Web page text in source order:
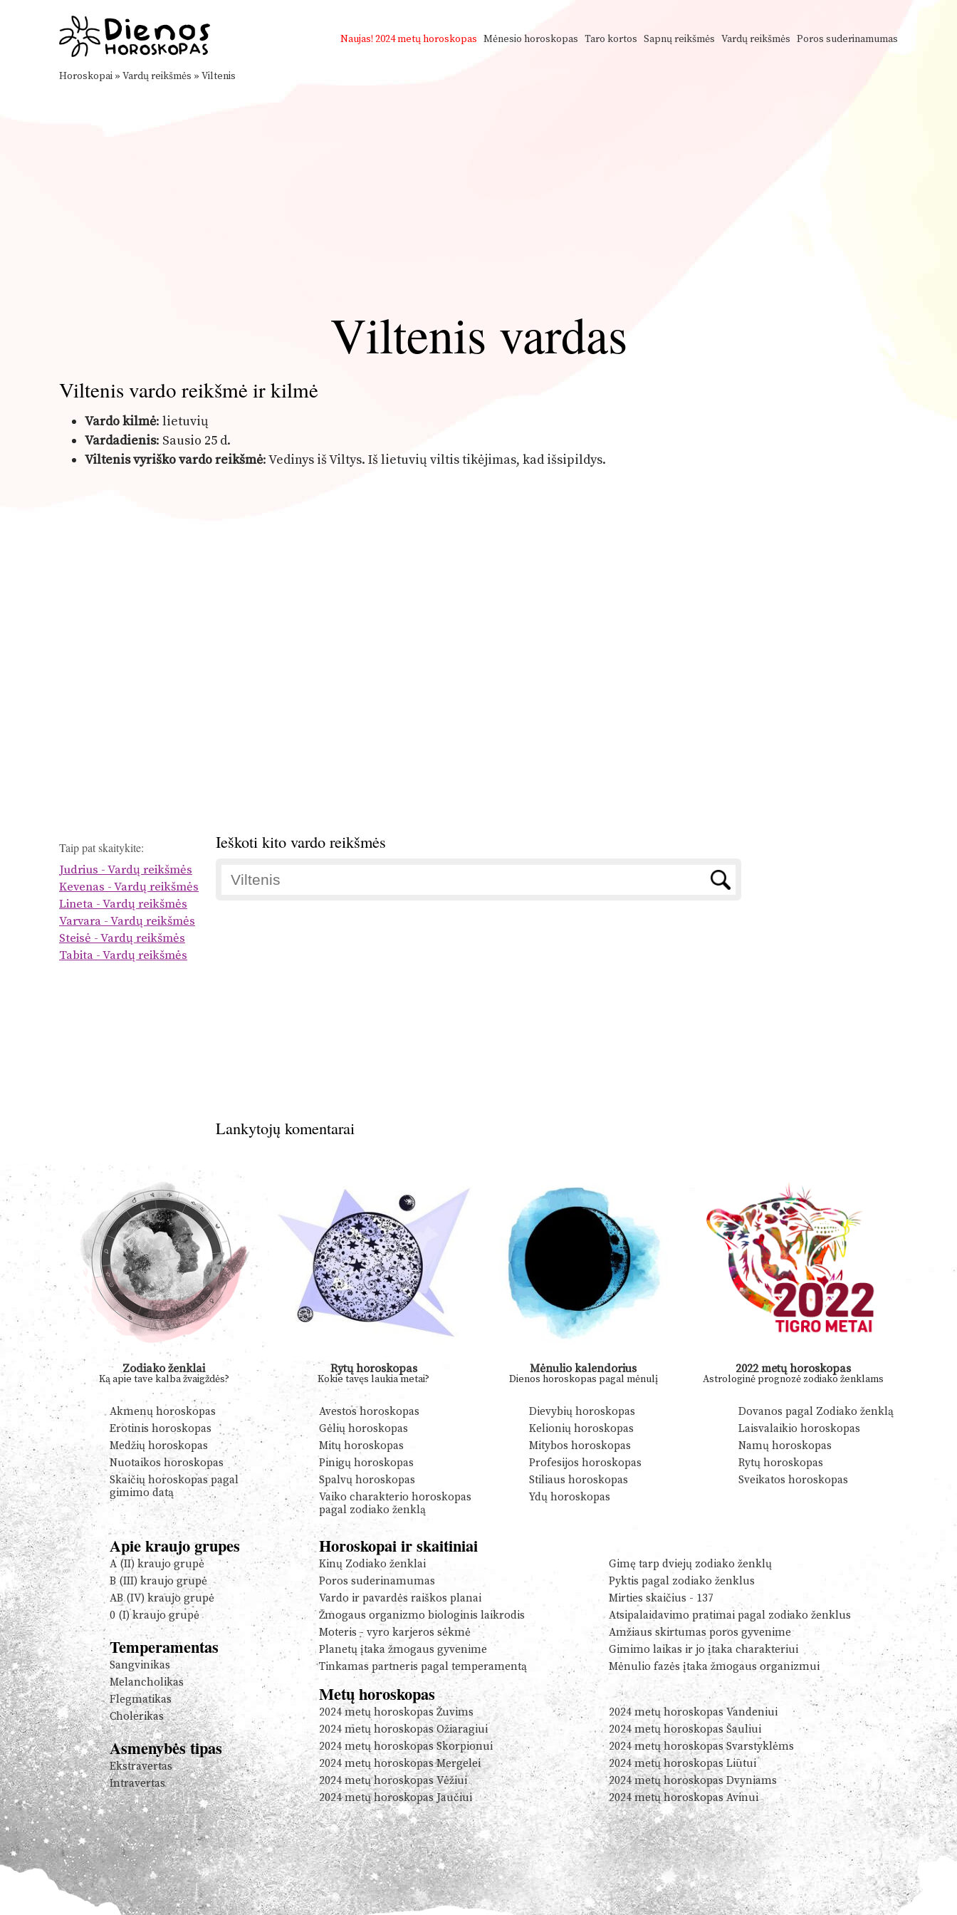
Naujas! 2024 metų horoskopas Mėnesio horoskopas Taro kortos Sapnų reikšmės Vardų reikšmės Poros suderinamumas
Horoskopai » Vardų reikšmės » Viltenis
Viltenis vardas
Viltenis vardo reikšmė ir kilmė
Vardo kilmė: lietuvių
Vardadienis: Sausio 25 d.
Viltenis vyriško vardo reikšmė: Vedinys iš Viltys. Iš lietuvių viltis tikėjimas, kad išsipildys.
Taip pat skaitykite:
Judrius - Vardų reikšmės
Kevenas - Vardų reikšmės
Lineta - Vardų reikšmės
Varvara - Vardų reikšmės
Steisė - Vardų reikšmės
Tabita - Vardų reikšmės
Ieškoti kito vardo reikšmės
Lankytojų komentarai
Zodiako ženklai
Ką apie tave kalba žvaigždės?
Rytų horoskopas
Kokie tavęs laukia metai?
Mėnulio kalendorius
Dienos horoskopas pagal mėnulį
2022 metų horoskopas
Astrologinė prognozė zodiako ženklams
Akmenų horoskopas Avestos horoskopas Dievybių horoskopas
Dovanos pagal Zodiako ženklą
Erotinis horoskopas
Gėlių horoskopas Kelionių horoskopas
Laisvalaikio horoskopas
Medžių horoskopas
Mitų horoskopas Mitybos horoskopas
Namų horoskopas
Nuotaikos horoskopas
Pinigų horoskopas Profesijos horoskopas
Rytų horoskopas
Skaičių horoskopas pagal
gimimo datą
Spalvų horoskopas Stiliaus horoskopas
Sveikatos horoskopas
Vaiko charakterio horoskopas
pagal zodiako ženklą
Ydų horoskopas
Apie kraujo grupes
A (II) kraujo grupė
B (III) kraujo grupė
AB (IV) kraujo grupė
0 (I) kraujo grupė
Temperamentas
Sangvinikas
Melancholikas
Flegmatikas
Cholerikas
Asmenybės tipas
Ekstravertas
Intravertas
Horoskopai ir skaitiniai
Kinų Zodiako ženklai
Gimę tarp dviejų zodiako ženklų
Poros suderinamumas
Pyktis pagal zodiako ženklus
Vardo ir pavardės raiškos planai
Mirties skaičius - 137
Žmogaus organizmo biologinis laikrodis
Atsipalaidavimo pratimai pagal zodiako ženklus
Moteris - vyro karjeros sėkmė
Amžiaus skirtumas poros gyvenime
Planetų įtaka žmogaus gyvenime
Gimimo laikas ir jo įtaka charakteriui
Tinkamas partneris pagal temperamentą
Mėnulio fazės įtaka žmogaus organizmui
Metų horoskopas
2024 metų horoskopas Žuvims
2024 metų horoskopas Vandeniui
2024 metų horoskopas Ožiaragiui
2024 metų horoskopas Šauliui
2024 metų horoskopas Skorpionui
2024 metų horoskopas Svarstyklėms
2024 metų horoskopas Mergelei
2024 metų horoskopas Liūtui
2024 metų horoskopas Vėžiui
2024 metų horoskopas Dvyniams
2024 metų horoskopas Jaučiui
2024 metų horoskopas Avinui